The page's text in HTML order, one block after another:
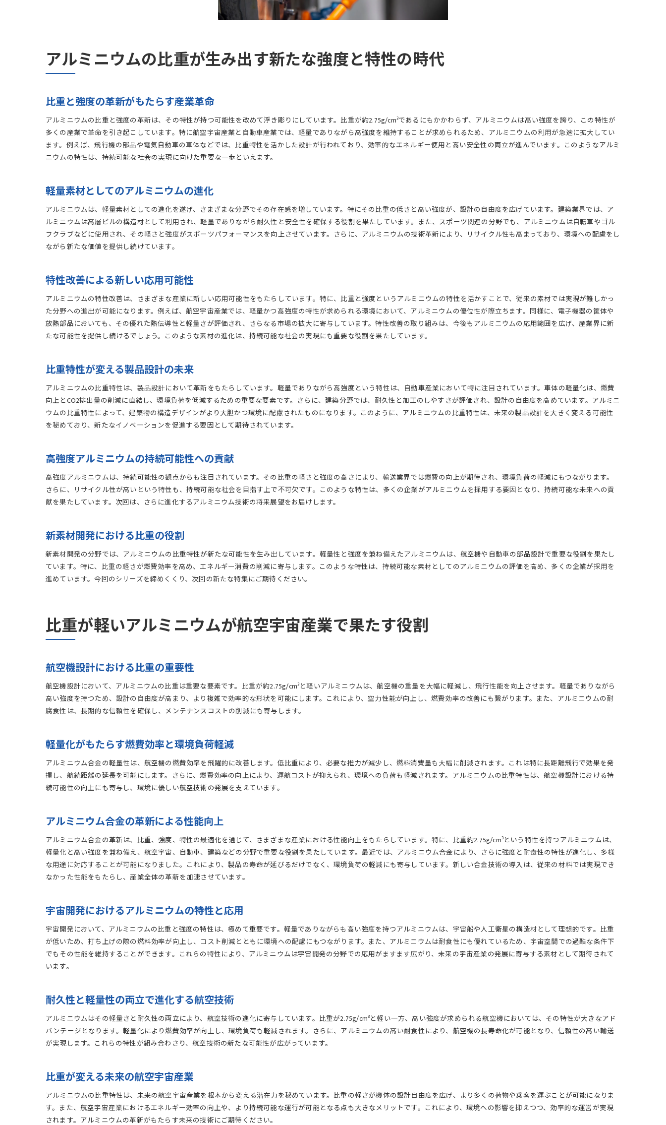
自動車産業におけるアルミニウムの重要性
高強度アルミ合金の可能性を探る
特性を活用した持続可能な製造プロセス
アルミニウムの比重と強度が生む自動車産業の革新
アルミニウム製造の最前線技術
持続可能なモビリティーを実現する素材
環境に優しい自動車開発の要
断熱性と美観を兼ね備えた新素材
進化する建築技術とアルミニウムの役割
持続可能な都市開発を支える革新材
強度と軽量性を活かした革新的アプローチ
未来の技術革新を支えるアルミニウムの可能性
比重と特性が導く新しい製品設計
多様なニーズに応える素材特性の進化
リサイクル性がもたらす環境貢献
アルミニウムの特性を活かしたエコデザイン
持続可能な製造プロセスへの移行
比重特性による資源効率の最大化
比重特性が変える製品の可能性
新技術とアルミニウムの融合
比重と強度が生む次世代製品の展望
アルミニウムの比重が生み出す新たな強度と特性の時代
比重と強度の革新がもたらす産業革命
アルミニウムの比重と強度の革新は、その特性が持つ可能性を改めて浮き彫りにしています。比重が約2.75g/cm³であるにもかかわらず、アルミニウムは高い強度を誇り、この特性が
多くの産業で革命を引き起こしています。特に航空宇宙産業と自動車産業では、軽量でありながら高強度を維持することが求められるため、アルミニウムの利用が急速に拡大してい
ます。例えば、飛行機の部品や電気自動車の車体などでは、比重特性を活かした設計が行われており、効率的なエネルギー使用と高い安全性の両立が進んでいます。このようなアルミ
ニウムの特性は、持続可能な社会の実現に向けた重要な一歩といえます。
軽量素材としてのアルミニウムの進化
アルミニウムは、軽量素材としての進化を遂げ、さまざまな分野でその存在感を増しています。特にその比重の低さと高い強度が、設計の自由度を広げています。建築業界では、ア
ルミニウムは高層ビルの構造材として利用され、軽量でありながら耐久性と安全性を確保する役割を果たしています。また、スポーツ関連の分野でも、アルミニウムは自転車やゴル
フクラブなどに使用され、その軽さと強度がスポーツパフォーマンスを向上させています。さらに、アルミニウムの技術革新により、リサイクル性も高まっており、環境への配慮をし
ながら新たな価値を提供し続けています。
特性改善による新しい応用可能性
アルミニウムの特性改善は、さまざまな産業に新しい応用可能性をもたらしています。特に、比重と強度というアルミニウムの特性を活かすことで、従来の素材では実現が難しかっ
た分野への進出が可能になります。例えば、航空宇宙産業では、軽量かつ高強度の特性が求められる環境において、アルミニウムの優位性が際立ちます。同様に、電子機器の筐体や
放熱部品においても、その優れた熱伝導性と軽量さが評価され、さらなる市場の拡大に寄与しています。特性改善の取り組みは、今後もアルミニウムの応用範囲を広げ、産業界に新
たな可能性を提供し続けるでしょう。このような素材の進化は、持続可能な社会の実現にも重要な役割を果たしています。
比重特性が変える製品設計の未来
アルミニウムの比重特性は、製品設計において革新をもたらしています。軽量でありながら高強度という特性は、自動車産業において特に注目されています。車体の軽量化は、燃費
向上とCO2排出量の削減に直結し、環境負荷を低減するための重要な要素です。さらに、建築分野では、耐久性と加工のしやすさが評価され、設計の自由度を高めています。アルミニ
ウムの比重特性によって、建築物の構造デザインがより大胆かつ環境に配慮されたものになります。このように、アルミニウムの比重特性は、未来の製品設計を大きく変える可能性
を秘めており、新たなイノベーションを促進する要因として期待されています。
高強度アルミニウムの持続可能性への貢献
高強度アルミニウムは、持続可能性の観点からも注目されています。その比重の軽さと強度の高さにより、輸送業界では燃費の向上が期待され、環境負荷の軽減にもつながります。
さらに、リサイクル性が高いという特性も、持続可能な社会を目指す上で不可欠です。このような特性は、多くの企業がアルミニウムを採用する要因となり、持続可能な未来への貢
献を果たしています。次回は、さらに進化するアルミニウム技術の将来展望をお届けします。
新素材開発における比重の役割
新素材開発の分野では、アルミニウムの比重特性が新たな可能性を生み出しています。軽量性と強度を兼ね備えたアルミニウムは、航空機や自動車の部品設計で重要な役割を果たし
ています。特に、比重の軽さが燃費効率を高め、エネルギー消費の削減に寄与します。このような特性は、持続可能な素材としてのアルミニウムの評価を高め、多くの企業が採用を
進めています。今回のシリーズを締めくくり、次回の新たな特集にご期待ください。
比重が軽いアルミニウムが航空宇宙産業で果たす役割
航空機設計における比重の重要性
航空機設計において、アルミニウムの比重は重要な要素です。比重が約2.75g/cm³と軽いアルミニウムは、航空機の重量を大幅に軽減し、飛行性能を向上させます。軽量でありながら
高い強度を持つため、設計の自由度が高まり、より複雑で効率的な形状を可能にします。これにより、空力性能が向上し、燃費効率の改善にも繋がります。また、アルミニウムの耐
腐食性は、長期的な信頼性を確保し、メンテナンスコストの削減にも寄与します。
軽量化がもたらす燃費効率と環境負荷軽減
アルミニウム合金の軽量性は、航空機の燃費効率を飛躍的に改善します。低比重により、必要な推力が減少し、燃料消費量も大幅に削減されます。これは特に長距離飛行で効果を発
揮し、航続距離の延長を可能にします。さらに、燃費効率の向上により、運航コストが抑えられ、環境への負荷も軽減されます。アルミニウムの比重特性は、航空機設計における持
続可能性の向上にも寄与し、環境に優しい航空技術の発展を支えています。
アルミニウム合金の革新による性能向上
アルミニウム合金の革新は、比重、強度、特性の最適化を通じて、さまざまな産業における性能向上をもたらしています。特に、比重約2.75g/cm³という特性を持つアルミニウムは、
軽量化と高い強度を兼ね備え、航空宇宙、自動車、建築などの分野で重要な役割を果たしています。最近では、アルミニウム合金により、さらに強度と耐食性の特性が進化し、多様
な用途に対応することが可能になりました。これにより、製品の寿命が延びるだけでなく、環境負荷の軽減にも寄与しています。新しい合金技術の導入は、従来の材料では実現でき
なかった性能をもたらし、産業全体の革新を加速させています。
宇宙開発におけるアルミニウムの特性と応用
宇宙開発において、アルミニウムの比重と強度の特性は、極めて重要です。軽量でありながらも高い強度を持つアルミニウムは、宇宙船や人工衛星の構造材として理想的です。比重
が低いため、打ち上げの際の燃料効率が向上し、コスト削減とともに環境への配慮にもつながります。また、アルミニウムは耐食性にも優れているため、宇宙空間での過酷な条件下
でもその性能を維持することができます。これらの特性により、アルミニウムは宇宙開発の分野での応用がますます広がり、未来の宇宙産業の発展に寄与する素材として期待されて
います。
耐久性と軽量性の両立で進化する航空技術
アルミニウムはその軽量さと耐久性の両立により、航空技術の進化に寄与しています。比重が2.75g/cm³と軽い一方、高い強度が求められる航空機においては、その特性が大きなアド
バンテージとなります。軽量化により燃費効率が向上し、環境負荷も軽減されます。さらに、アルミニウムの高い耐食性により、航空機の長寿命化が可能となり、信頼性の高い輸送
が実現します。これらの特性が組み合わさり、航空技術の新たな可能性が広がっています。
比重が変える未来の航空宇宙産業
アルミニウムの比重特性は、未来の航空宇宙産業を根本から変える潜在力を秘めています。比重の軽さが機体の設計自由度を広げ、より多くの荷物や乗客を運ぶことが可能になりま
す。また、航空宇宙産業におけるエネルギー効率の向上や、より持続可能な運行が可能となる点も大きなメリットです。これにより、環境への影響を抑えつつ、効率的な運営が実現
されます。アルミニウムの革新がもたらす未来の技術にご期待ください。